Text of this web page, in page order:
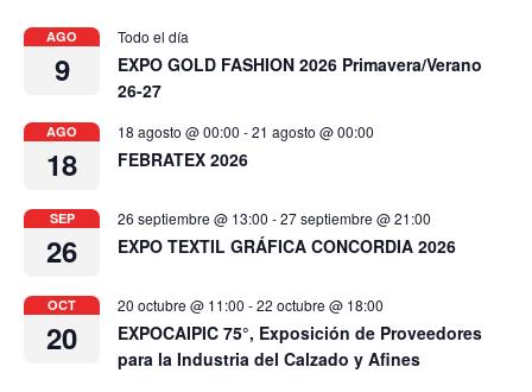
AGO
9
Todo el día
EXPO GOLD FASHION 2026 Primavera/Verano
26-27
AGO
18
18 agosto @ 00:00 -21 agosto @ 00:00
FEBRATEX 2026
SEP
26
26 septiembre @ 13:00 -27 septiembre @ 21:00
EXPO TEXTIL GRÁFICA CONCORDIA 2026
OCT
20
20 octubre @ 11:00 -22 octubre @ 18:00
EXPOCAIPIC 75°, Exposición de Proveedores
para la Industria del Calzado y Afines